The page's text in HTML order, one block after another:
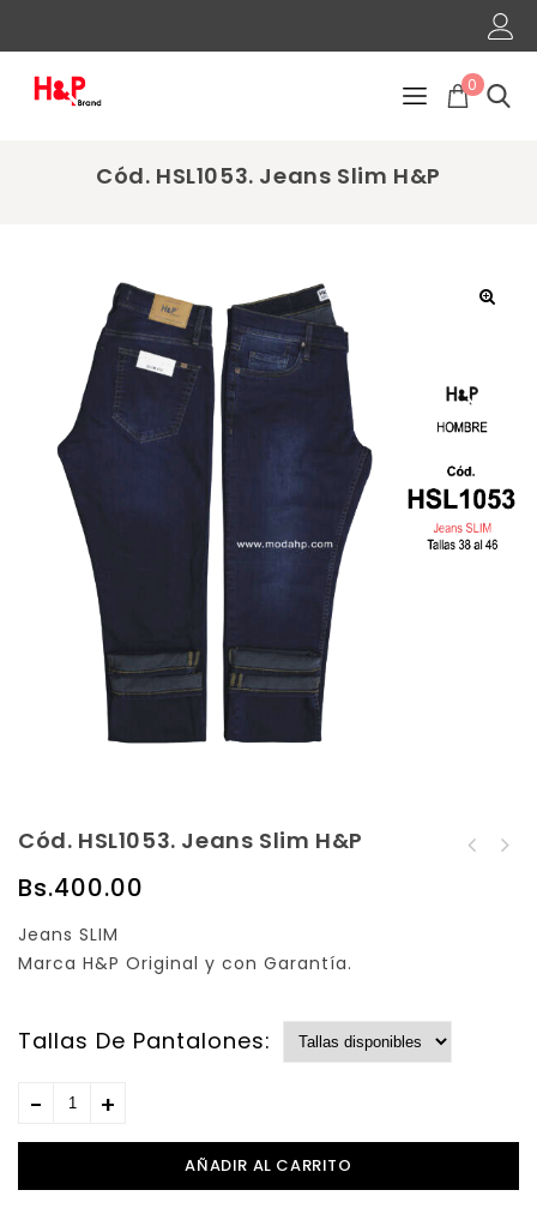
0
Cód. HSL1053. Jeans Slim H&P
Cód. HSL1053. Jeans Slim H&P
Bs.400.00
Jeans SLIM
Marca H&P Original y con Garantía.
Tallas De Pantalones:
AÑADIR AL CARRITO